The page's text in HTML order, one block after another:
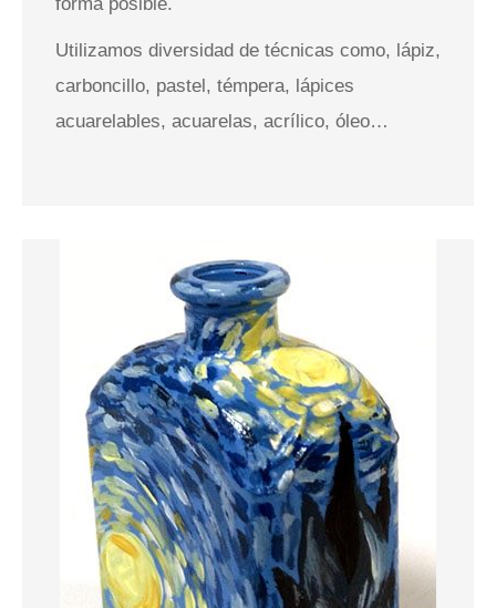
Utilizamos diversidad de técnicas como, lápiz,
carboncillo, pastel, témpera, lápices
acuarelables, acuarelas, acrílico, óleo…